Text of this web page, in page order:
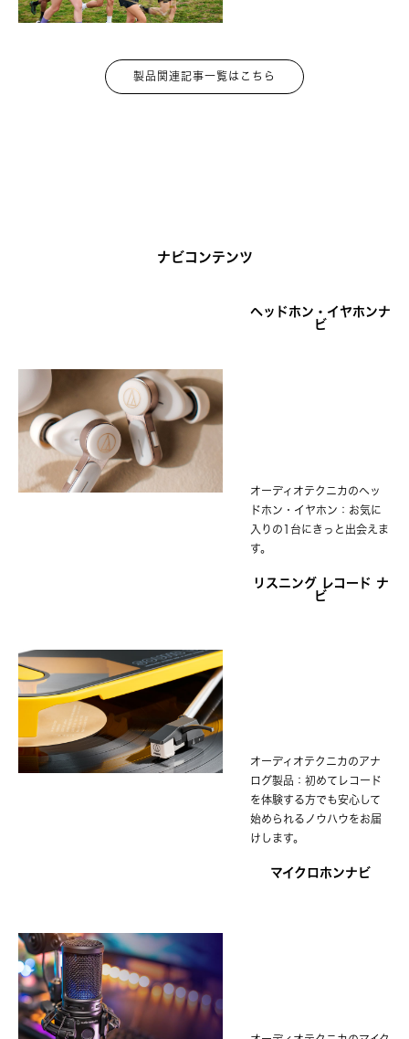
製品関連記事一覧はこちら
ナビコンテンツ
ヘッドホン・イヤホンナ
ビ
オーディオテクニカのヘッ
ドホン・イヤホン：お気に
入りの1台にきっと出会えま
す。
リスニング レコード ナ
ビ
オーディオテクニカのアナ
ログ製品：初めてレコード
を体験する方でも安心して
始められるノウハウをお届
けします。
マイクロホンナビ